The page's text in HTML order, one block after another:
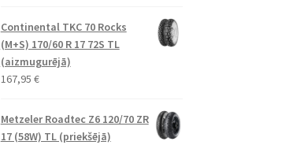
Continental TKC 70 Rocks
(M+S) 170/60 R 17 72S TL
(aizmugurējā)
167,95 €
Metzeler Roadtec Z6 120/70 ZR
17 (58W) TL (priekšējā)